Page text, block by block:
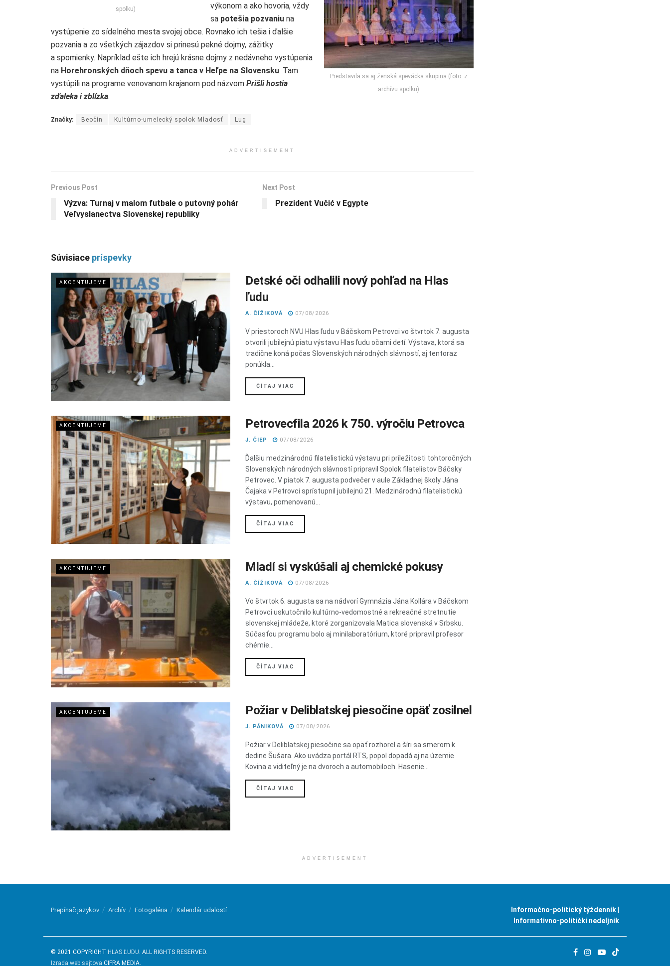
spolku)
Predstavila sa aj ženská spevácka skupina (foto: z
archívu spolku)
výkonom a ako hovoria, vždy
sa potešia pozvaniu na
vystúpenie zo sídelného mesta svojej obce. Rovnako ich tešia i ďalšie
pozvania a zo všetkých zájazdov si prinesú pekné dojmy, zážitky
a spomienky. Napríklad ešte ich hrejú krásne dojmy z nedávneho vystúpenia
na Horehronských dňoch spevu a tanca v Heľpe na Slovensku. Tam
vystúpili na programe venovanom krajanom pod názvom Prišli hostia
zďaleka i zblízka.
Značky: Beočín Kultúrno-umelecký spolok Mladosť Lug
ADVERTISEMENT
Previous Post
Výzva: Turnaj v malom futbale o putovný pohár
Veľvyslanectva Slovenskej republiky
Next Post
Prezident Vučić v Egypte
Súvisiace príspevky
AKCENTUJEME
Detské oči odhalili nový pohľad na Hlas
ľudu
A. ČÍŽIKOVÁ 07/08/2026
V priestoroch NVU Hlas ľudu v Báčskom Petrovci vo štvrtok 7. augusta
otvorili jubilejnú piatu výstavu Hlas ľudu očami detí. Výstava, ktorá sa
tradične koná počas Slovenských národných slávností, aj tentoraz
ponúkla...
ČÍTAJ VIAC
AKCENTUJEME Petrovecfila 2026 k 750. výročiu Petrovca
J. ČIEP 07/08/2026
Ďalšiu medzinárodnú filatelistickú výstavu pri príležitosti tohtoročných
Slovenských národných slávností pripravil Spolok filatelistov Báčsky
Petrovec. V piatok 7. augusta podvečer v aule Základnej školy Jána
Čajaka v Petrovci sprístupnil jubilejnú 21. Medzinárodnú filatelistickú
výstavu, pomenovanú...
ČÍTAJ VIAC
AKCENTUJEME Mladí si vyskúšali aj chemické pokusy
A. ČÍŽIKOVÁ 07/08/2026
Vo štvrtok 6. augusta sa na nádvorí Gymnázia Jána Kollára v Báčskom
Petrovci uskutočnilo kultúrno-vedomostné a rekreačné stretnutie
slovenskej mládeže, ktoré zorganizovala Matica slovenská v Srbsku.
Súčasťou programu bolo aj minilaboratórium, ktoré pripravil profesor
chémie...
ČÍTAJ VIAC
AKCENTUJEME Požiar v Deliblatskej piesočine opäť zosilnel
J. PÁNIKOVÁ 07/08/2026
Požiar v Deliblatskej piesočine sa opäť rozhorel a šíri sa smerom k
dedine Šušara. Ako uvádza portál RTS, popol dopadá aj na územie
Kovina a viditeľný je na dvoroch a automobiloch. Hasenie...
ČÍTAJ VIAC
ADVERTISEMENT
Prepínač jazykov Archív Fotogaléria Kalendár udalostí
Informačno-politický týždenník |
Informativno-politički nedeljnik
© 2021 COPYRIGHT HLAS ĽUDU. ALL RIGHTS RESERVED.
Izrada web sajtova CIFRA MEDIA.